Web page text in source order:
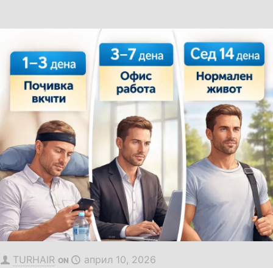
TURHAIR ON април 10, 2026